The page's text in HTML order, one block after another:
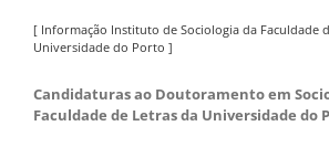
[ Informação Instituto de Sociologia da Faculdade
Universidade do Porto ]
Candidaturas ao Doutoramento em
Faculdade de Letras da Universidade do